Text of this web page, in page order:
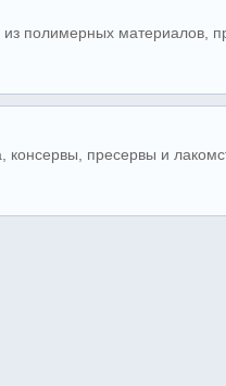
полимерных материалов,
консервы, пресервы и